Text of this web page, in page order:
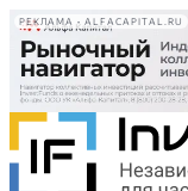
РЕКЛАМА • ALFACAPITAL.RU